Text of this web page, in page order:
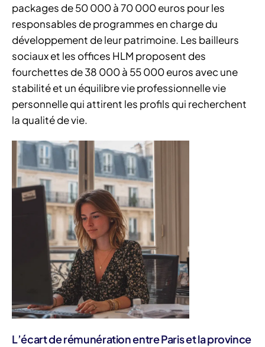
packages de 50 000 à 70 000 euros pour les
responsables de programmes en charge du
développement de leur patrimoine. Les bailleurs
sociaux et les offices HLM proposent des
fourchettes de 38 000 à 55 000 euros avec une
stabilité et un équilibre vie professionnelle vie
personnelle qui attirent les profils qui recherchent
la qualité de vie.
L’écart de rémunération entre Paris et la province